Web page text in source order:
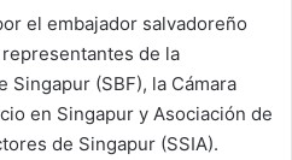
el embajador salvadoreño
de la
Singapur (SBF), la Cámara
en Singapur y Asociación de
de Singapur (SSIA).